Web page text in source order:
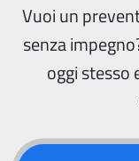
Vuoi un
senza
oggi stesso